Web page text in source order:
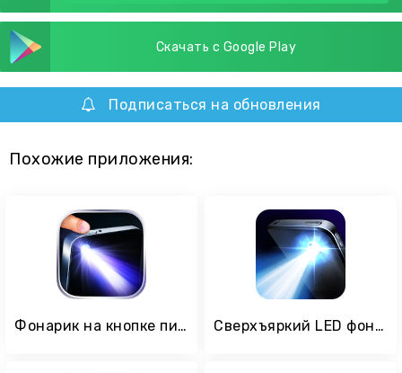
Скачать с Google Play
Подписаться на обновления
Похожие приложения:
Фонарик на кнопке питания Сверхъяркий LED фонарик